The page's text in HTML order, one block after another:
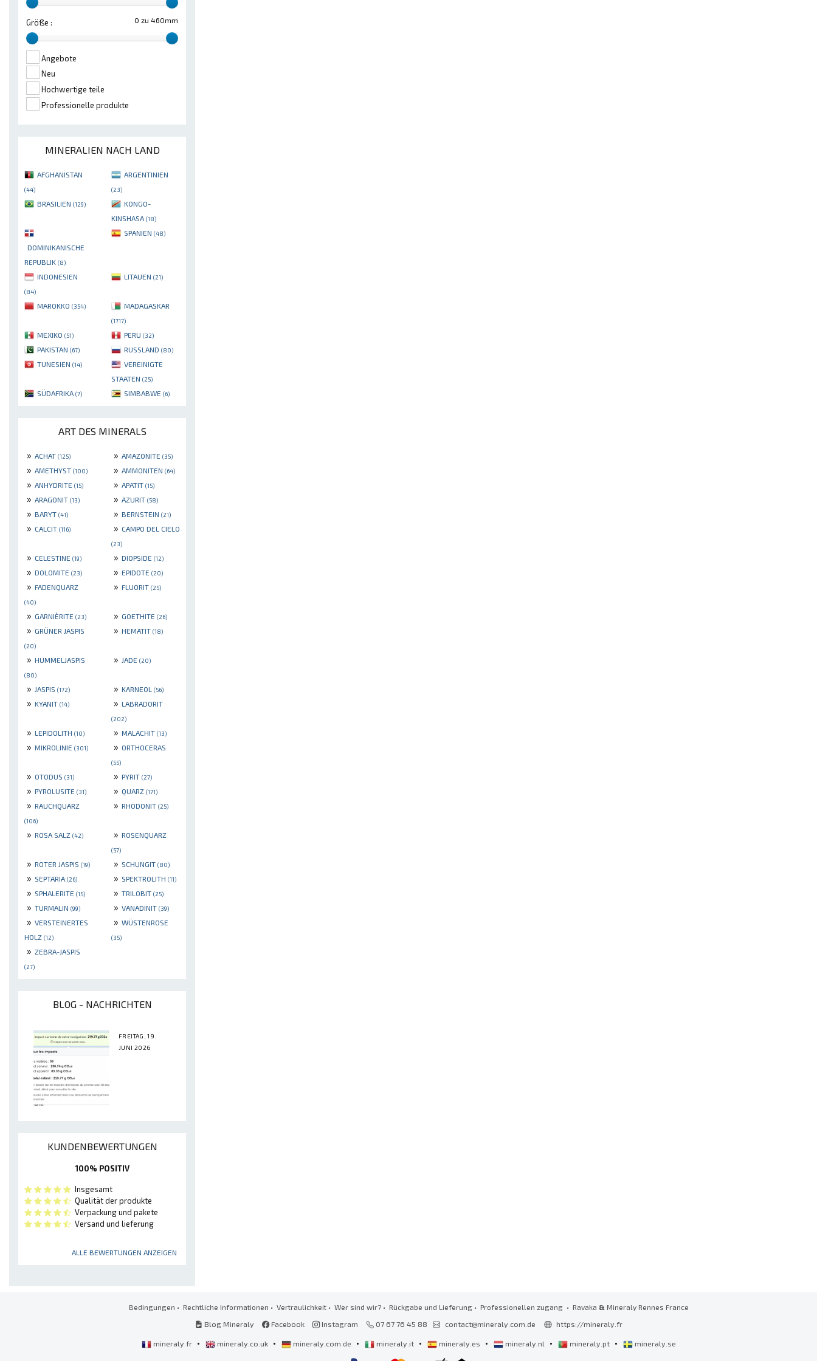
0 zu 460mm
Größe :
Angebote
Neu
Hochwertige teile
Professionelle produkte
MINERALIEN NACH LAND
AFGHANISTAN
(44)
ARGENTINIEN
(23)
BRASILIEN (129)
KONGO-
KINSHASA (18)
DOMINIKANISCHE
REPUBLIK (8)
SPANIEN (48)
INDONESIEN
(84)
LITAUEN (21)
MAROKKO (354) MADAGASKAR
(1717)
MEXIKO (51) PERU (32)
PAKISTAN (67) RUSSLAND (80)
TUNESIEN (14)
VEREINIGTE
STAATEN (25)
SÜDAFRIKA (7) SIMBABWE (6)
ART DES MINERALS
» ACHAT (125) » AMAZONITE (35)
» AMETHYST (100) » AMMONITEN (64)
» ANHYDRITE (15) » APATIT (15)
» ARAGONIT (13) » AZURIT (58)
» BARYT (41) » BERNSTEIN (21)
» CALCIT (116) » CAMPO DEL CIELO
(23)
» CELESTINE (19) » DIOPSIDE (12)
» DOLOMITE (23) » EPIDOTE (20)
» FADENQUARZ
(40)
» FLUORIT (25)
» GARNIÈRITE (23) » GOETHITE (26)
» GRÜNER JASPIS
(20)
» HEMATIT (18)
» HUMMELJASPIS
(80)
» JADE (20)
» JASPIS (172) » KARNEOL (56)
» KYANIT (14) » LABRADORIT
(202)
» LEPIDOLITH (10) » MALACHIT (13)
» MIKROLINIE (301) » ORTHOCERAS
(55)
» OTODUS (31) » PYRIT (27)
» PYROLUSITE (31) » QUARZ (171)
» RAUCHQUARZ
(106)
» RHODONIT (25)
» ROSA SALZ (42) » ROSENQUARZ
(57)
» ROTER JASPIS (19) » SCHUNGIT (80)
» SEPTARIA (26) » SPEKTROLITH (11)
» SPHALERITE (15) » TRILOBIT (25)
» TURMALIN (99) » VANADINIT (39)
» VERSTEINERTES
HOLZ (12)
» WÜSTENROSE
(35)
» ZEBRA-JASPIS
(27)
BLOG - NACHRICHTEN
FREITAG, 19.
JUNI 2026
KUNDENBEWERTUNGEN
100% POSITIV
Insgesamt
Qualität der produkte
Verpackung und pakete
Versand und lieferung
ALLE BEWERTUNGEN ANZEIGEN
Bedingungen • Rechtliche Informationen • Vertraulichkeit• Wer sind wir?• Rückgabe und Lieferung• Professionellen zugang • Ravaka & Mineraly Rennes France
Blog Mineraly
Facebook Instagram 07 67 76 45 88 contact@mineraly.com.de https://mineraly.fr
mineraly.fr • mineraly.co.uk • mineraly.com.de • mineraly.it • mineraly.es • mineraly.nl • mineraly.pt • mineraly.se